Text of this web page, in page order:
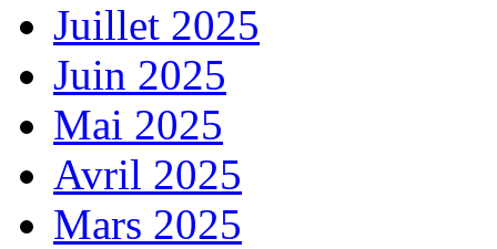
Juillet 2025
Juin 2025
Mai 2025
Avril 2025
Mars 2025